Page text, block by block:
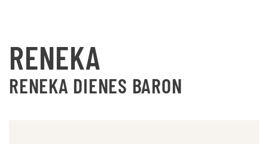
RENEKA
RENEKA DIENES BARON